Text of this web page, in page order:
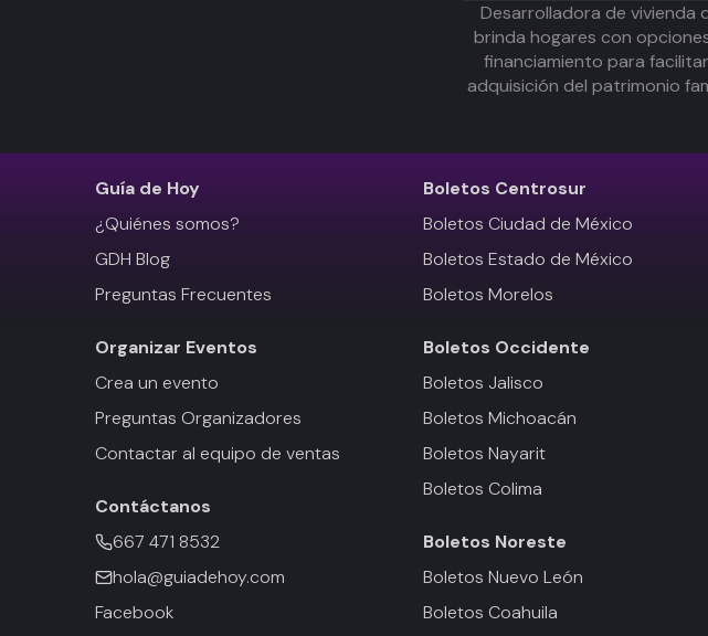
Desarrolladora de vivienda
brinda hogares con
financiamiento para
adquisición del patrimonio
Guía de Hoy
¿Quiénes somos?
GDH Blog
Preguntas Frecuentes
Organizar Eventos
Crea un evento
Preguntas Organizadores
Contactar al equipo de ventas
Contáctanos
667 471 8532
hola@guiadehoy.com
Facebook
Boletos Centrosur
Boletos Ciudad de México
Boletos Estado de México
Boletos Morelos
Boletos Occidente
Boletos Jalisco
Boletos Michoacán
Boletos Nayarit
Boletos Colima
Boletos Noreste
Boletos Nuevo León
Boletos Coahuila